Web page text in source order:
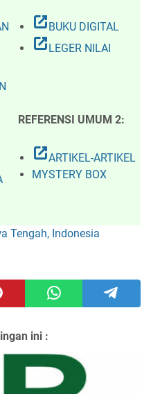
open_in_new BUKU DIGITAL
open_in_new LEGER NILAI
REFERENSI UMUM 2:
open_in_newARTIKEL-ARTIKEL
MYSTERY BOX
Tengah, Indonesia
ini :